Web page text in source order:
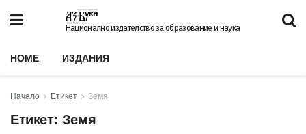
Национално издателство за образование и наука
HOME ИЗДАНИЯ
Начало Етикет Земя
Етикет: Земя